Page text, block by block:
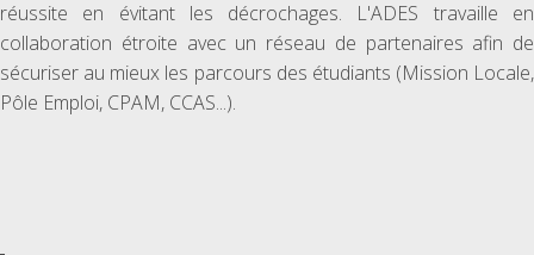
réussite en évitant les décrochages. L'ADES travaille en
collaboration étroite avec un réseau de partenaires afin de
sécuriser au mieux les parcours des étudiants (Mission Locale,
Pôle Emploi, CPAM, CCAS...).